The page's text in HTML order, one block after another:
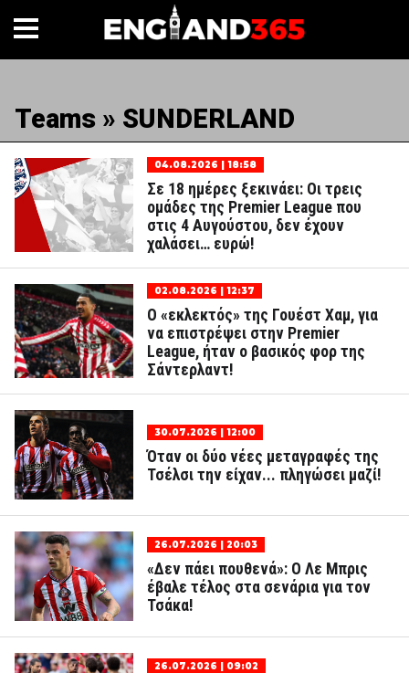
Teams » SUNDERLAND
04.08.2026 | 18:58
Σε 18 ημέρες ξεκινάει: Οι τρεις
ομάδες της Premier League που
στις 4 Αυγούστου, δεν έχουν
χαλάσει… ευρώ!
02.08.2026 | 12:37
Ο «εκλεκτός» της Γουέστ Χαμ, για
να επιστρέψει στην Premier
League, ήταν ο βασικός φορ της
Σάντερλαντ!
30.07.2026 | 12:00
Όταν οι δύο νέες μεταγραφές της
Τσέλσι την είχαν... πληγώσει μαζί!
26.07.2026 | 20:03
«Δεν πάει πουθενά»: Ο Λε Μπρις
έβαλε τέλος στα σενάρια για τον
Τσάκα!
26.07.2026 | 09:02